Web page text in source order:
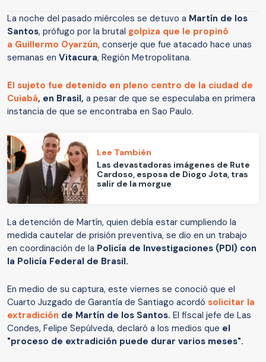
La noche del pasado miércoles se detuvo a Martín de los
Santos, prófugo por la brutal golpiza que le propinó
a Guillermo Oyarzún, conserje que fue atacado hace unas
semanas en Vitacura, Región Metropolitana.
El sujeto fue detenido en pleno centro de la ciudad de
Cuiabá, en Brasil, a pesar de que se especulaba en primera
instancia de que se encontraba en Sao Paulo.
Lee También
Las devastadoras imágenes de Rute
Cardoso, esposa de Diogo Jota, tras
salir de la morgue
La detención de Martín, quien debía estar cumpliendo la
medida cautelar de prisión preventiva, se dio en un trabajo
en coordinación de la Policía de Investigaciones (PDI) con
la Policía Federal de Brasil.
En medio de su captura, este viernes se conoció que el
Cuarto Juzgado de Garantía de Santiago acordó solicitar la
extradición de Martín de los Santos. El fiscal jefe de Las
Condes, Felipe Sepúlveda, declaró a los medios que el
"proceso de extradición puede durar varios meses".